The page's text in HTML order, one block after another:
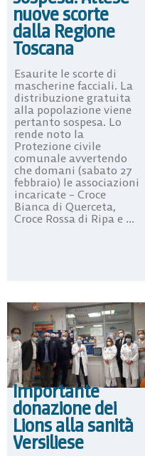
nuove scorte
dalla Regione
Toscana
Esaurite le scorte di
mascherine facciali. La
distribuzione gratuita
alla popolazione viene
pertanto sospesa. Lo
rende noto la
Protezione civile
comunale avvertendo
che domani (sabato 27
febbraio) le associazioni
incaricate – Croce
Bianca di Querceta,
Croce Rossa di Ripa e ...
Importante
donazione dei
Lions alla sanità
Versiliese